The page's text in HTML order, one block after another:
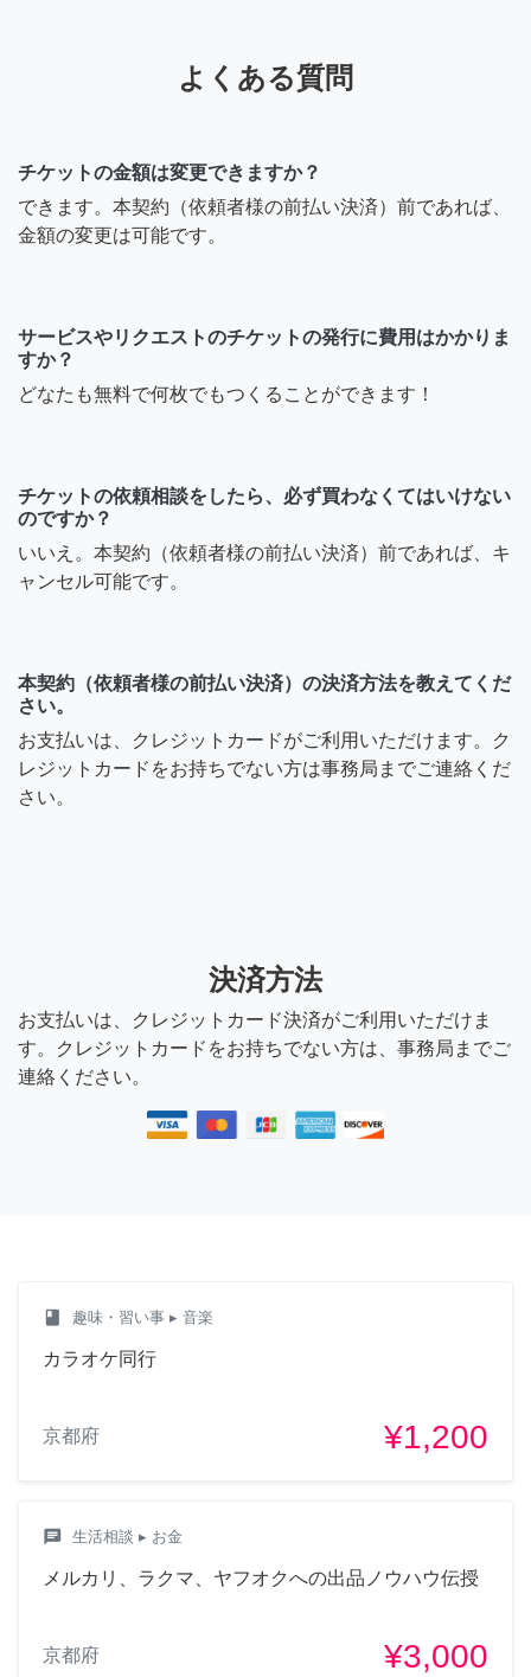
よくある質問
チケットの金額は変更できますか？
できます。本契約（依頼者様の前払い決済）前であれば、
金額の変更は可能です。
サービスやリクエストのチケットの発行に費用はかかりま
すか？
どなたも無料で何枚でもつくることができます！
チケットの依頼相談をしたら、必ず買わなくてはいけない
のですか？
いいえ。本契約（依頼者様の前払い決済）前であれば、キ
ャンセル可能です。
本契約（依頼者様の前払い決済）の決済方法を教えてくだ
さい。
お支払いは、クレジットカードがご利用いただけます。ク
レジットカードをお持ちでない方は事務局までご連絡くだ
さい。
決済方法
お支払いは、クレジットカード決済がご利用いただけま
す。クレジットカードをお持ちでない方は、事務局までご
連絡ください。
class 趣味・習い事 ▸ 音楽
カラオケ同行
京都府 ¥1,200
chat 生活相談 ▸ お金
メルカリ、ラクマ、ヤフオクへの出品ノウハウ伝授
京都府 ¥3,000